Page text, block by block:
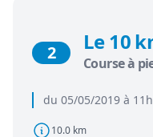
du 05/05/2019 à
10.0 km
2 Le 10
Course à